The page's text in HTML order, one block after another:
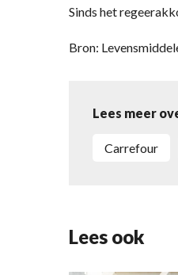
Sinds het
Bron:
Lees meer
Carrefour
Lees ook